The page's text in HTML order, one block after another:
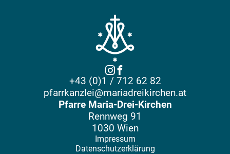
+43 (0)1 / 712 62 82
pfarrkanzlei@mariadreikirchen.at
Pfarre Maria-Drei-Kirchen
Rennweg 91
1030 Wien
Impressum
Datenschutzerklärung